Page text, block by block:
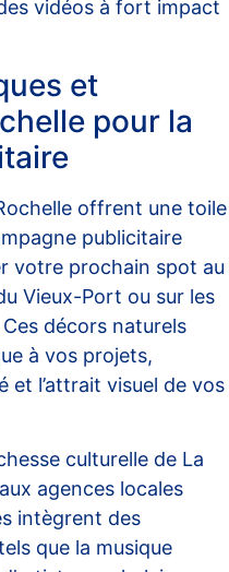
vidéos à fort impact
et
pour la
offrent une toile
publicitaire
votre prochain spot au
Vieux-Port ou sur les
décors naturels
à vos projets,
et l’attrait visuel de vos
culturelle de La
agences locales
intègrent des
que la musique